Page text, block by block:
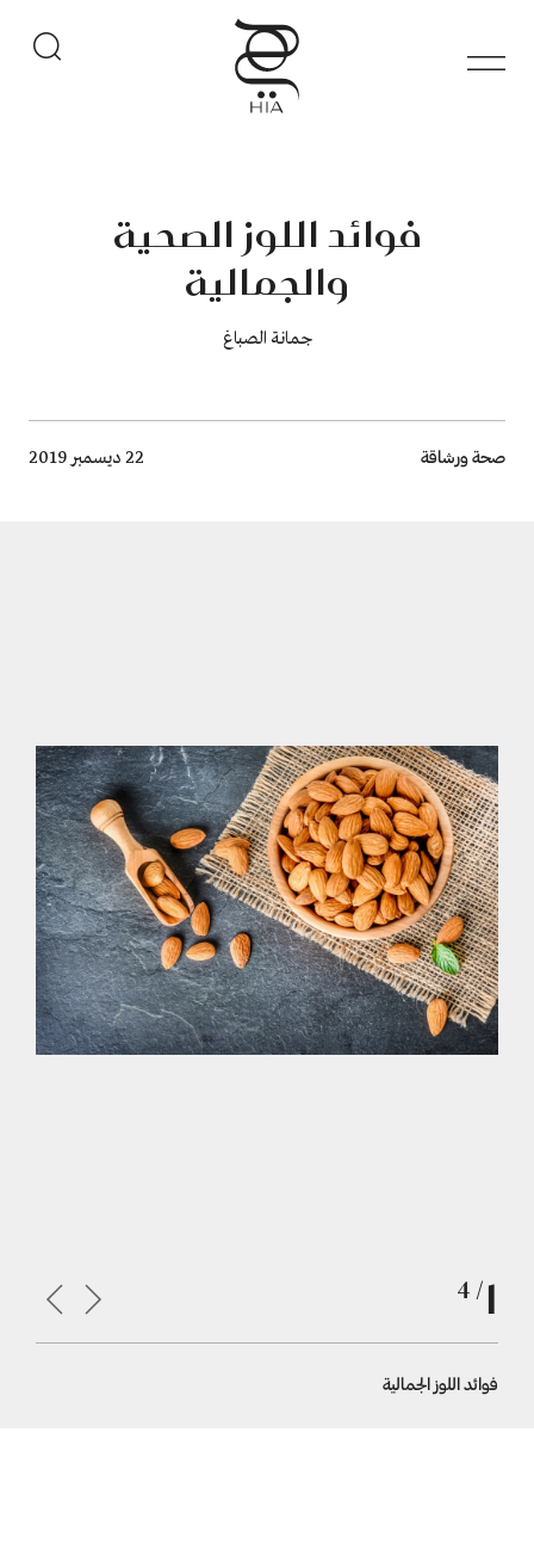
فوائد اللوز الصحية
والجمالية
جمانة الصباغ
Breadcrumb
صحة ورشاقة
فوائد اللوز الجمالية